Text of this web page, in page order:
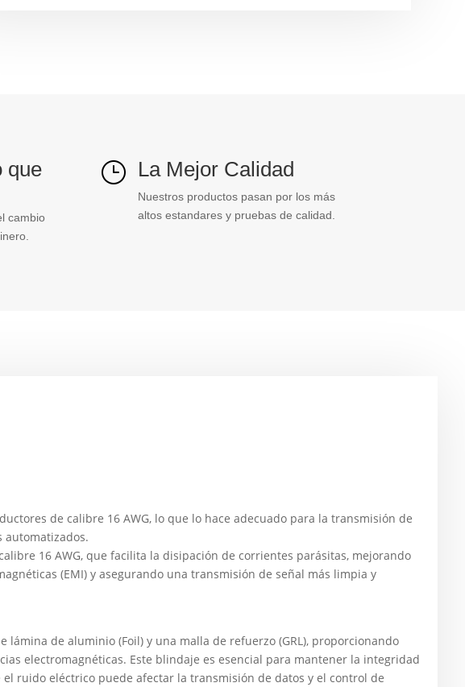
que
cambio
} La Mejor Calidad
Nuestros productos pasan por los más
altos estandares y pruebas de calidad.
de calibre 16 AWG, lo que lo hace adecuado para la transmisión de
automatizados.
16 AWG, que facilita la disipación de corrientes parásitas, mejorando
(EMI) y asegurando una transmisión de señal más limpia y
lámina de aluminio (Foil) y una malla de refuerzo (GRL), proporcionando
electromagnéticas. Este blindaje es esencial para mantener la integridad
ruido eléctrico puede afectar la transmisión de datos y el control de